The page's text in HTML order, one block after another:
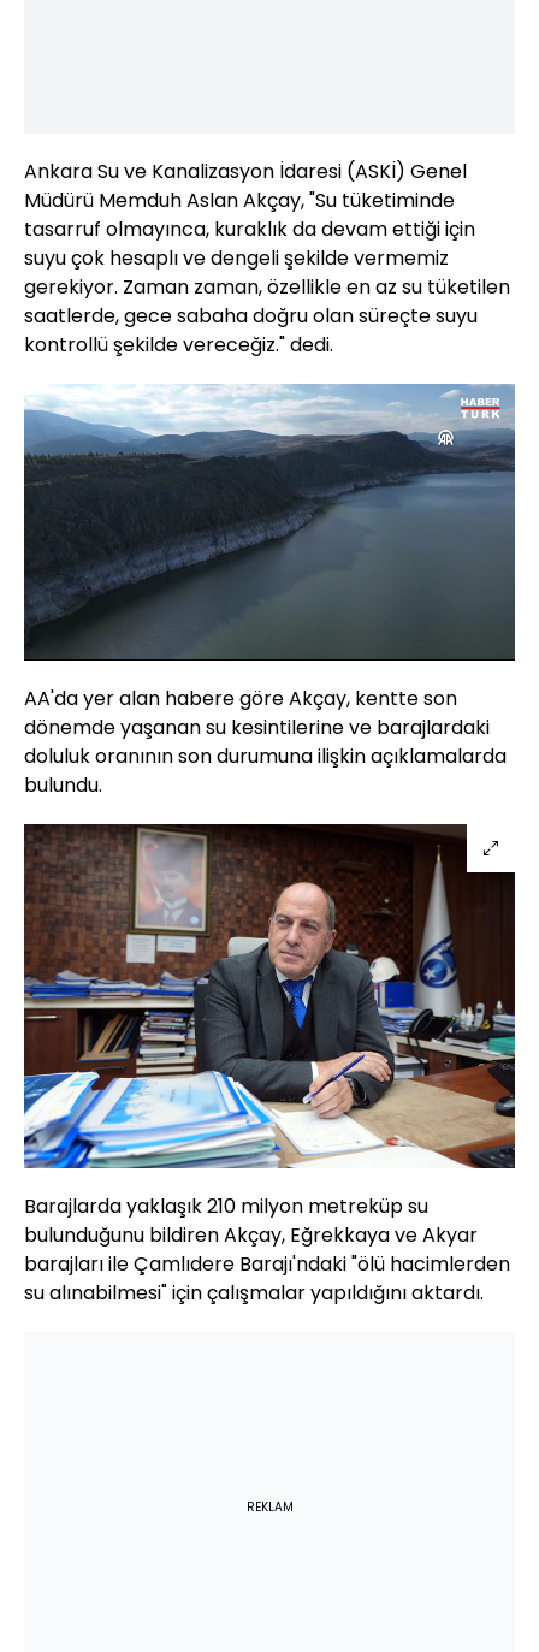
Ankara Su ve Kanalizasyon İdaresi (ASKİ) Genel
Müdürü Memduh Aslan Akçay, "Su tüketiminde
tasarruf olmayınca, kuraklık da devam ettiği için
suyu çok hesaplı ve dengeli şekilde vermemiz
gerekiyor. Zaman zaman, özellikle en az su tüketilen
saatlerde, gece sabaha doğru olan süreçte suyu
kontrollü şekilde vereceğiz." dedi.
Aç
Yüklendi
11.30%
Hızı
AA'da yer alan habere göre Akçay, kentte son
dönemde yaşanan su kesintilerine ve barajlardaki
doluluk oranının son durumuna ilişkin açıklamalarda
bulundu.
Barajlarda yaklaşık 210 milyon metreküp su
bulunduğunu bildiren Akçay, Eğrekkaya ve Akyar
barajları ile Çamlıdere Barajı'ndaki "ölü hacimlerden
su alınabilmesi" için çalışmalar yapıldığını aktardı.
REKLAM